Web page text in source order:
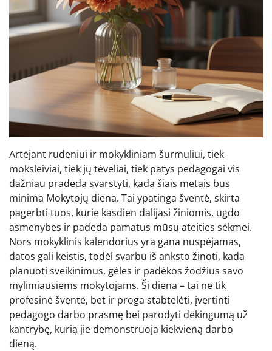
Artėjant rudeniui ir mokykliniam šurmuliui, tiek
moksleiviai, tiek jų tėveliai, tiek patys pedagogai vis
dažniau pradeda svarstyti, kada šiais metais bus
minima Mokytojų diena. Tai ypatinga šventė, skirta
pagerbti tuos, kurie kasdien dalijasi žiniomis, ugdo
asmenybes ir padeda pamatus mūsų ateities sėkmei.
Nors mokyklinis kalendorius yra gana nuspėjamas,
datos gali keistis, todėl svarbu iš anksto žinoti, kada
planuoti sveikinimus, gėles ir padėkos žodžius savo
mylimiausiems mokytojams. Ši diena – tai ne tik
profesinė šventė, bet ir proga stabtelėti, įvertinti
pedagogo darbo prasmę bei parodyti dėkingumą už
kantrybę, kurią jie demonstruoja kiekvieną darbo
dieną.